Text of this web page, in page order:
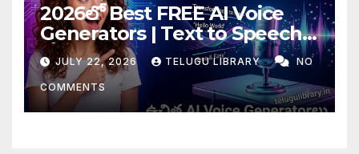
2026లో Best FREE AI Voice
Generators | Text to Speech
కోసం Top 4 AI Tools
JULY 22, 2026 TELUGU LIBRARY NO
COMMENTS